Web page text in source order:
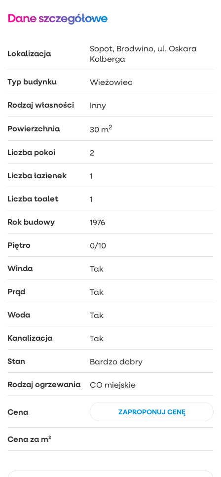
Dane szczegółowe
Lokalizacja
Sopot, Brodwino, ul. Oskara
Kolberga
Typ budynku Wieżowiec
Rodzaj własności Inny
Powierzchnia 30 m2
Liczba pokoi 2
Liczba łazienek 1
Liczba toalet 1
Rok budowy 1976
Piętro 0/10
Winda Tak
Prąd Tak
Woda Tak
Kanalizacja Tak
Stan Bardzo dobry
Rodzaj ogrzewania CO miejskie
Cena ZAPROPONUJ CENĘ
Cena za m²